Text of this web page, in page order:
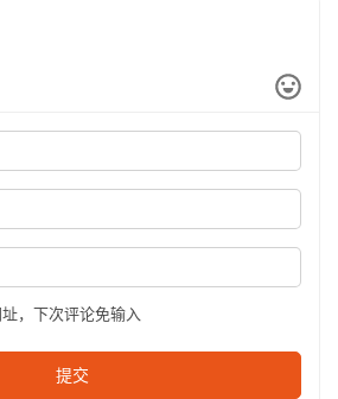
松赛事规程有漏洞
前赛中饮食不容忽视
2018波士顿马拉松今天开始报名